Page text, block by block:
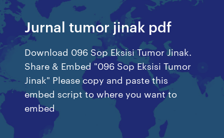
Jurnal tumor jinak pdf
Download 096 Sop Eksisi Tumor Jinak.
Share & Embed "096 Sop Eksisi Tumor
Jinak" Please copy and paste this
embed script to where you want to
embed